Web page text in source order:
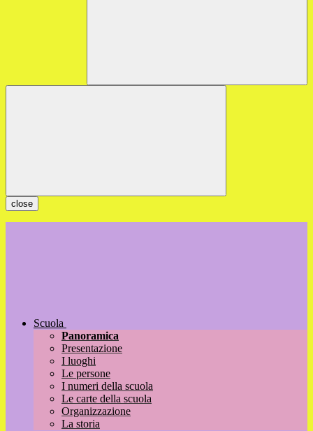
close
Scuola
Panoramica
Presentazione
I luoghi
Le persone
I numeri della scuola
Le carte della scuola
Organizzazione
La storia